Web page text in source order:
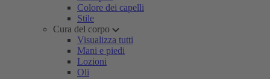
Colore dei capelli
Stile
Cura del corpo
Visualizza tutti
Mani e piedi
Lozioni
Oli